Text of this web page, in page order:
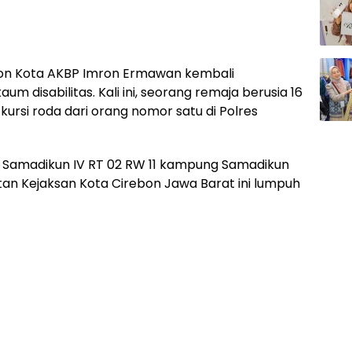
Kota AKBP Imron Ermawan kembali
disabilitas. Kali ini, seorang remaja berusia 16
roda dari orang nomor satu di Polres
IV RT 02 RW 11 kampung Samadikun
Kejaksan Kota Cirebon Jawa Barat ini lumpuh